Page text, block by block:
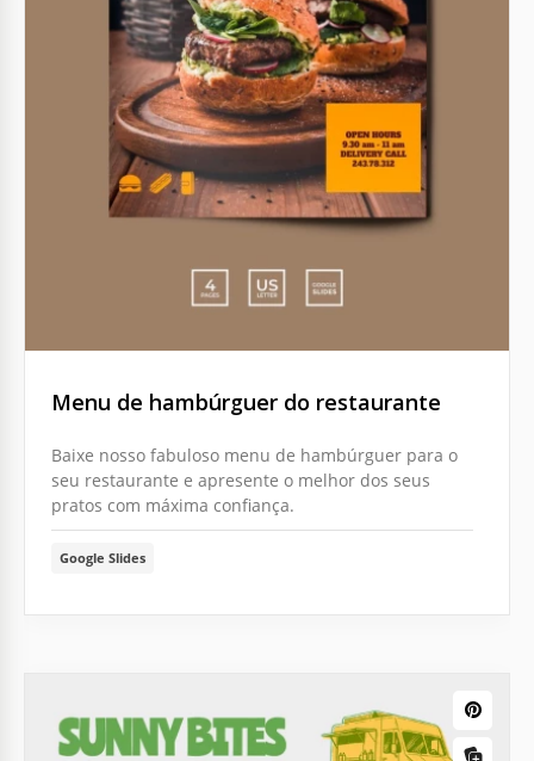
Menu de hambúrguer do restaurante
Baixe nosso fabuloso menu de hambúrguer para o
seu restaurante e apresente o melhor dos seus
pratos com máxima confiança.
Google Slides